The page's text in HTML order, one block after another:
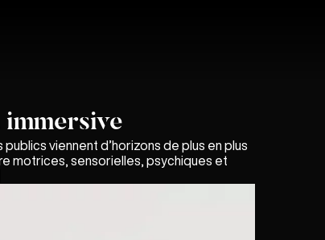
viennent d’horizons de plus en plus
motrices, sensorielles, psychiques et